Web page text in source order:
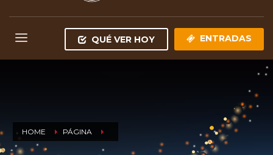
QUÉ VER HOY ENTRADAS
HOME PÁGINA